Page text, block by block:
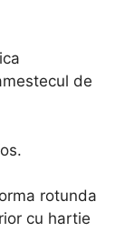
de
rotunda
cu hartie